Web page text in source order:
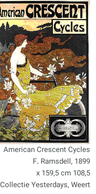
American Crescent Cycles
F. Ramsdell, 1899
108,5 x 159,5 cm
Collectie Yesterdays, Weert